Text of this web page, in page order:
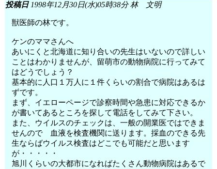
投稿日1998年12月30日(水)05時38分 林 文明
獣医師の林です。
ケンのママさんへ
あいにくと北海道に知り合いの先生はいないので詳しい
ことはわかりませんが、留萌市の動物病院に行ってみて
はどうでしょう？
基本的に人口１万人に１件くらいの割合で病院はあるは
ずです。
まず、イエローページで診察時間や急患に対応できるか
が書いてあるところを探して電話をしてみて下さい。
また、ウイルスのチェックは、一般の開業医ではできま
せんので 血液を検査機関に送ります。採血のできる先
生ならばウイルス検査はどこでも可能だと思います
が・・・・・
旭川くらいの大都市になればたくさん動物病院はあるで